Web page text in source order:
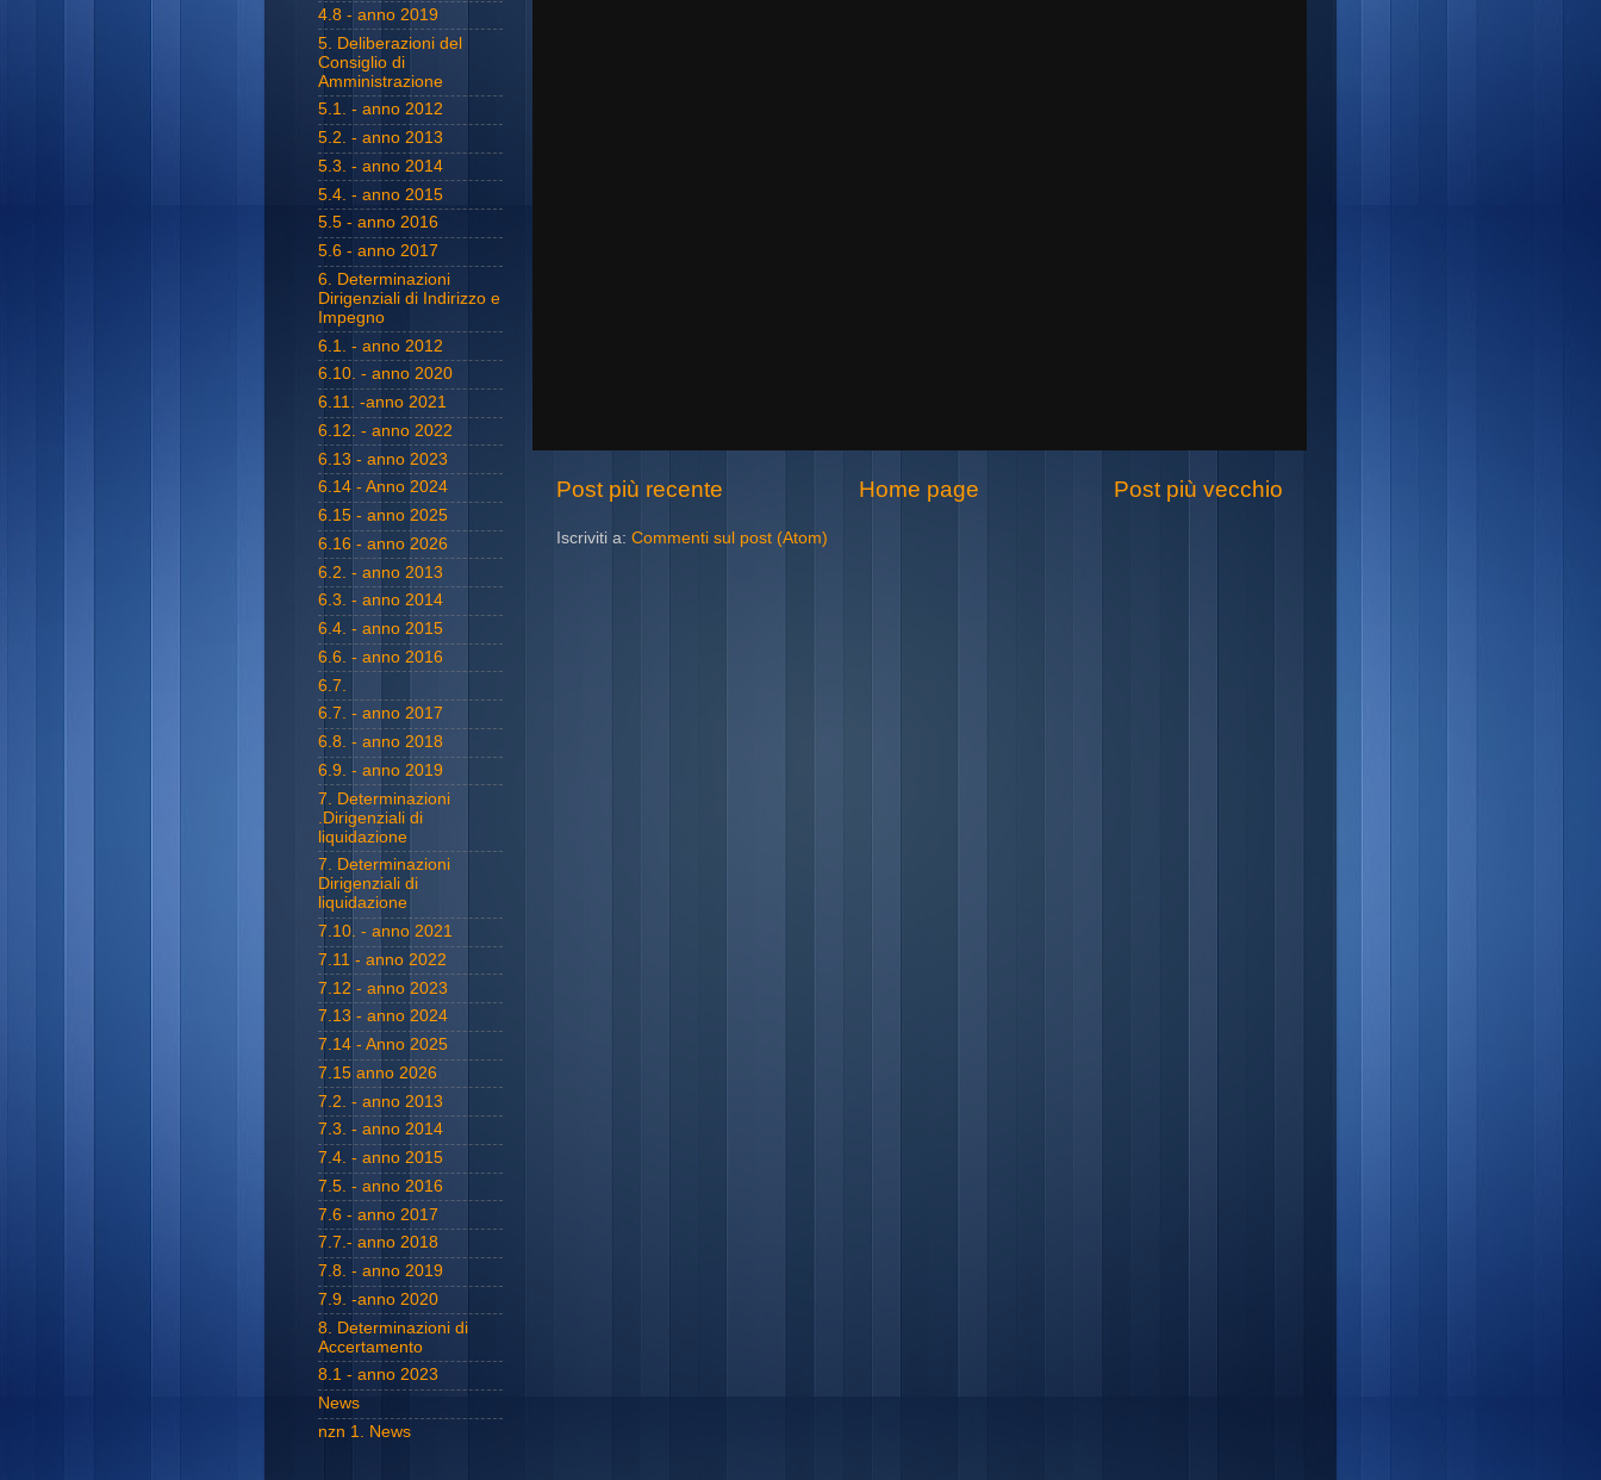
Post più recente Post più vecchio
Home page
Iscriviti a: Commenti sul post (Atom)
4.8 - anno 2019
5. Deliberazioni del
Consiglio di
Amministrazione
5.1. - anno 2012
5.2. - anno 2013
5.3. - anno 2014
5.4. - anno 2015
5.5 - anno 2016
5.6 - anno 2017
6. Determinazioni
Dirigenziali di Indirizzo e
Impegno
6.1. - anno 2012
6.10. - anno 2020
6.11. -anno 2021
6.12. - anno 2022
6.13 - anno 2023
6.14 - Anno 2024
6.15 - anno 2025
6.16 - anno 2026
6.2. - anno 2013
6.3. - anno 2014
6.4. - anno 2015
6.6. - anno 2016
6.7.
6.7. - anno 2017
6.8. - anno 2018
6.9. - anno 2019
7. Determinazioni
.Dirigenziali di
liquidazione
7. Determinazioni
Dirigenziali di
liquidazione
7.10. - anno 2021
7.11 - anno 2022
7.12 - anno 2023
7.13 - anno 2024
7.14 - Anno 2025
7.15 anno 2026
7.2. - anno 2013
7.3. - anno 2014
7.4. - anno 2015
7.5. - anno 2016
7.6 - anno 2017
7.7.- anno 2018
7.8. - anno 2019
7.9. -anno 2020
8. Determinazioni di
Accertamento
8.1 - anno 2023
News
nzn 1. News